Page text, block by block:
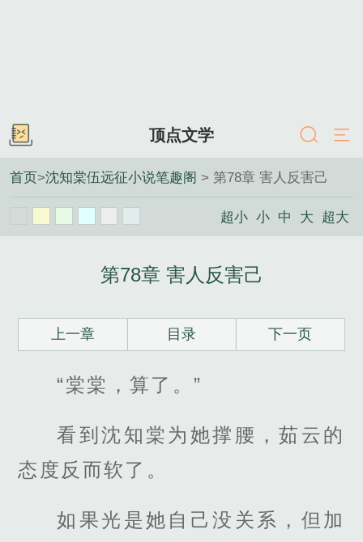
顶点文学
首页>沈知棠伍远征小说笔趣阁 > 第78章 害人反害己
超小 小 中 大 超大
第78章 害人反害己
上一章 目录 下一页
“棠棠，算了。”
看到沈知棠为她撑腰，茹云的
态度反而软了。
如果光是她自己没关系，但加